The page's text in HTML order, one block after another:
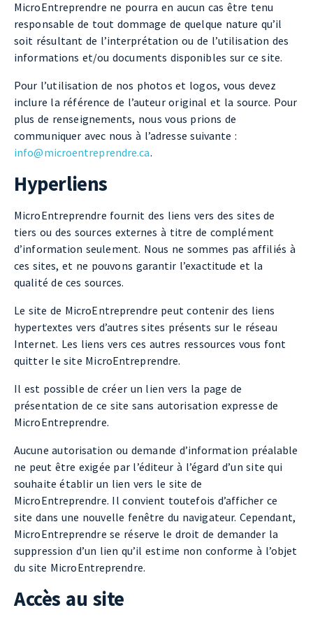
MicroEntreprendre ne pourra en aucun cas être tenu
responsable de tout dommage de quelque nature qu’il
soit résultant de l’interprétation ou de l’utilisation des
informations et/ou documents disponibles sur ce site.
Pour l’utilisation de nos photos et logos, vous devez
inclure la référence de l’auteur original et la source. Pour
plus de renseignements, nous vous prions de
communiquer avec nous à l’adresse suivante :
info@microentreprendre.ca.
Hyperliens
MicroEntreprendre fournit des liens vers des sites de
tiers ou des sources externes à titre de complément
d’information seulement. Nous ne sommes pas affiliés à
ces sites, et ne pouvons garantir l’exactitude et la
qualité de ces sources.
Le site de MicroEntreprendre peut contenir des liens
hypertextes vers d’autres sites présents sur le réseau
Internet. Les liens vers ces autres ressources vous font
quitter le site MicroEntreprendre.
Il est possible de créer un lien vers la page de
présentation de ce site sans autorisation expresse de
MicroEntreprendre.
Aucune autorisation ou demande d’information préalable
ne peut être exigée par l’éditeur à l’égard d’un site qui
souhaite établir un lien vers le site de
MicroEntreprendre. Il convient toutefois d’afficher ce
site dans une nouvelle fenêtre du navigateur. Cependant,
MicroEntreprendre se réserve le droit de demander la
suppression d’un lien qu’il estime non conforme à l’objet
du site MicroEntreprendre.
Accès au site